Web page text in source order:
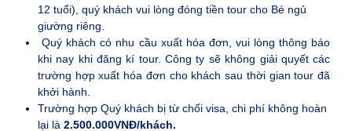
12 tuổi), quý khách vui lòng đóng tiền tour cho Bé ngủ
giường riêng.
Quý khách có nhu cầu xuất hóa đơn, vui lòng thông báo
khi nay khi đăng kí tour. Công ty sẽ không giải quyết các
trường hợp xuất hóa đơn cho khách sau thời gian tour đã
khởi hành.
Trường hợp Quý khách bị từ chối visa, chi phí không hoàn
lại là 2.500.000VNĐ/khách.